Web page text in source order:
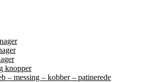
knopper
– messing – kobber – patinerede